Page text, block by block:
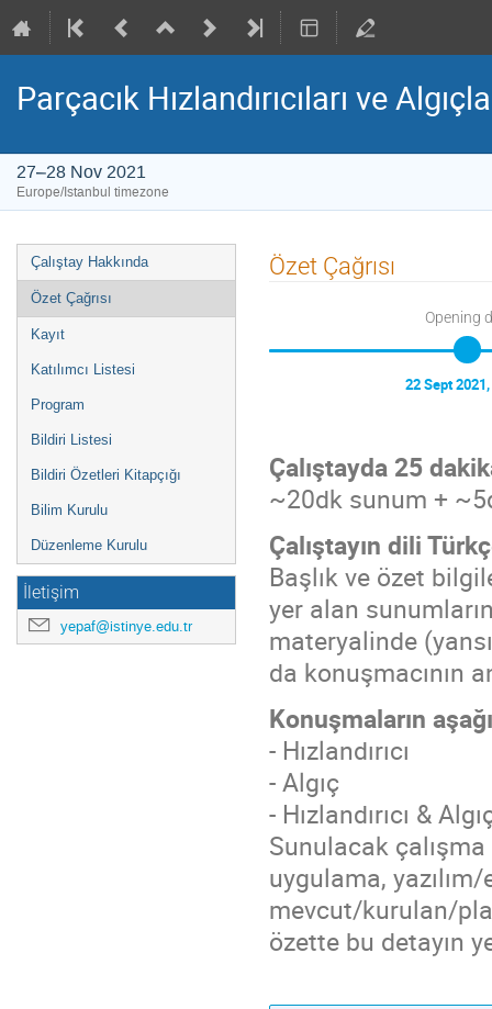
Parçacık Hızlandırıcıları ve
27–28 Nov 2021
Europe/Istanbul timezone
Event
menu
Çalıştay Hakkında
Özet Çağrısı
Kayıt
Katılımcı Listesi
Program
Bildiri Listesi
Bildiri Özetleri Kitapçığı
Bilim Kurulu
Düzenleme Kurulu
İletişim
yepaf@istinye.edu.tr
Özet Çağrısı
Opening
22 Sept
Çalıştayda 25
~20dk sunum +
Çalıştayın dili
Başlık ve özet
yer alan
materyalinde
da konuşmacının
Konuşmaların
- Hızlandırıcı
- Algıç
- Hızlandırıcı &
Sunulacak
uygulama,
mevcut/kurulan/
özette bu detayın